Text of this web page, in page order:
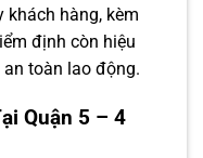
hàng, kèm
định còn hiệu
toàn lao động.
Quận 5 – 4